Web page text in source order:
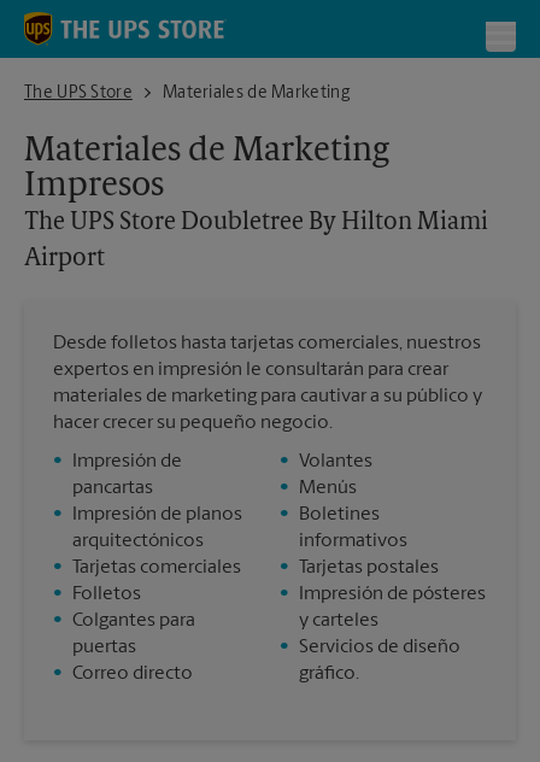
Skip to content
Return to Nav
The UPS Store
The UPS Store Doubletree By Hilton Miami Airport
Materiales de Marketing
Materiales de Marketing
Impresos
The UPS Store Doubletree By Hilton Miami
Airport
Desde folletos hasta tarjetas comerciales, nuestros
expertos en impresión le consultarán para crear
materiales de marketing para cautivar a su público y
hacer crecer su pequeño negocio.
•
Impresión de
pancartas
•
Impresión de planos
arquitectónicos
•
Tarjetas comerciales
•
Folletos
• Colgantes para
puertas
• Correo directo
•
Volantes
•
Menús
•
Boletines
informativos
•
Tarjetas postales
•
Impresión de pósteres
y carteles
•
Servicios de diseño
gráfico.